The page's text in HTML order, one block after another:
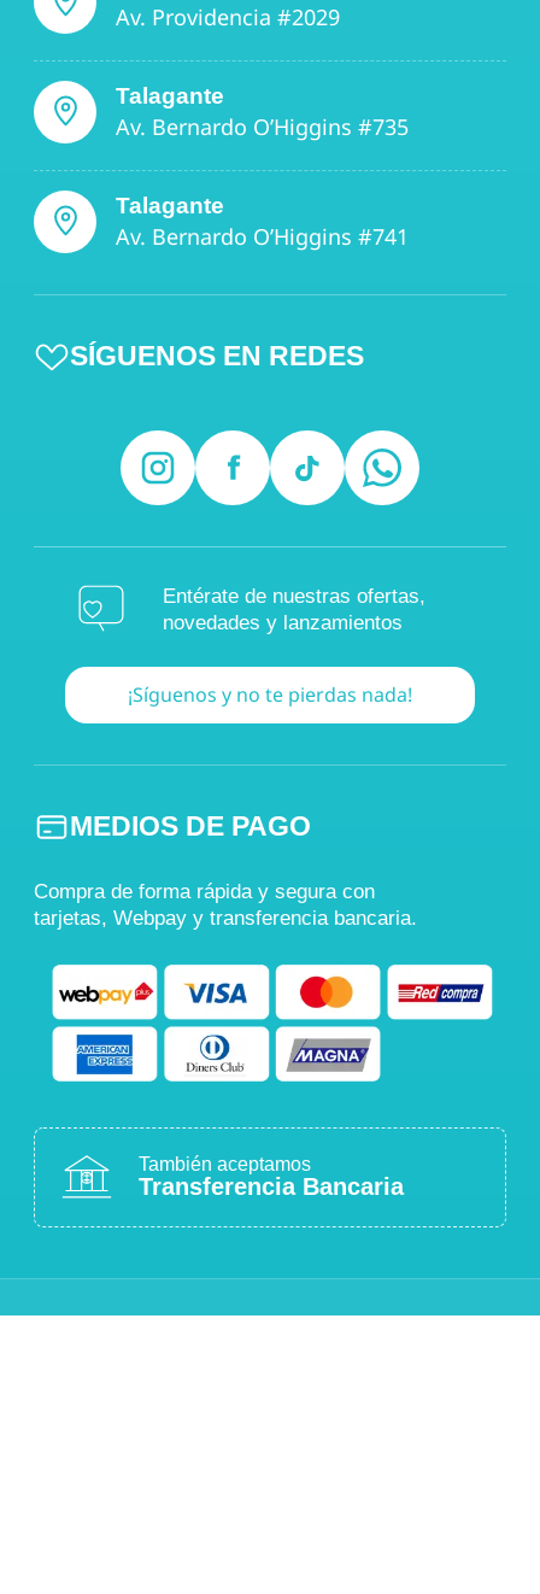
Av. Providencia #2029
Talagante
Av. Bernardo O’Higgins #735
Talagante
Av. Bernardo O’Higgins #741
SÍGUENOS EN REDES
Entérate de nuestras ofertas,
novedades y lanzamientos
¡Síguenos y no te pierdas nada!
MEDIOS DE PAGO
Compra de forma rápida y segura con
tarjetas, Webpay y transferencia bancaria.
También aceptamos
Transferencia Bancaria